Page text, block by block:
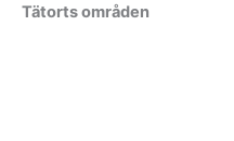
Tätorts områden